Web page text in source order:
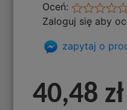
Oceń:
Zaloguj się aby
zapytaj o
40,48 zł